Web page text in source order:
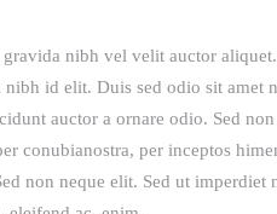
nibh vel velit auctor
nibh id elit. Duis sed odio sit amet
auctor a ornare odio. Sed
conubianostra, per inceptos
non neque elit. Sed ut